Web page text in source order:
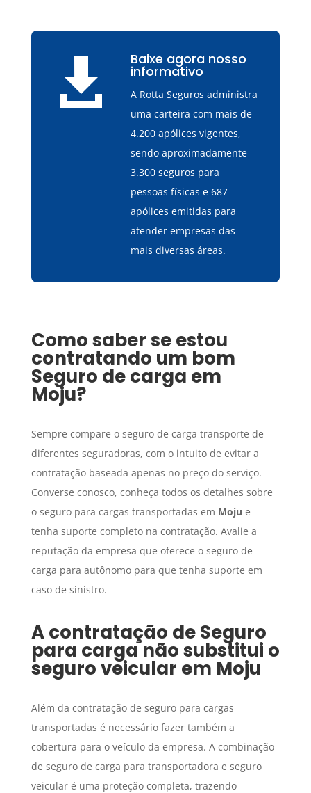
 Baixe agora nosso
informativo
A Rotta Seguros administra
uma carteira com mais de
4.200 apólices vigentes,
sendo aproximadamente
3.300 seguros para
pessoas físicas e 687
apólices emitidas para
atender empresas das
mais diversas áreas.
Como saber se estou
contratando um bom
Seguro de carga em
Moju?
Sempre compare o seguro de carga transporte de
diferentes seguradoras, com o intuito de evitar a
contratação baseada apenas no preço do serviço.
Converse conosco, conheça todos os detalhes sobre
o seguro para cargas transportadas em Moju e
tenha suporte completo na contratação. Avalie a
reputação da empresa que oferece o seguro de
carga para autônomo para que tenha suporte em
caso de sinistro.
A contratação deSeguro
para carganão substitui o
seguro veicular em Moju
Além da contratação de seguro para cargas
transportadas é necessário fazer também a
cobertura para o veículo da empresa. A combinação
de seguro de carga para transportadora e seguro
veicular é uma proteção completa, trazendo